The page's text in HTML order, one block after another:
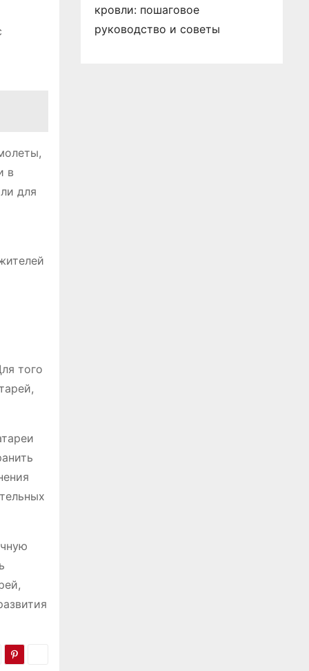
в
для
того
кровли: пошаговое
руководство и советы